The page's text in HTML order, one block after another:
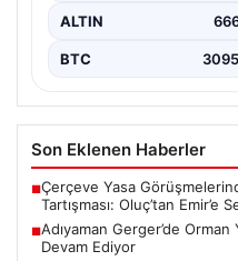
ALTIN
BTC
Son Eklenen Haberler
■Çerçeve Yasa
Tartışması: Oluç’tan Emir’e
■Adıyaman Gerger’de Orman
Devam Ediyor